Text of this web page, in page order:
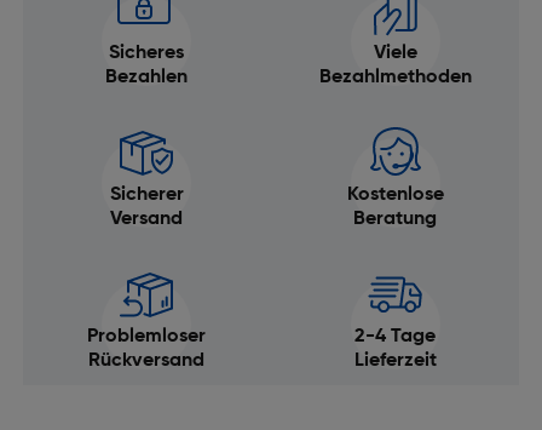
GPS: Ja
Merkmale
Umgebungslichtsensor: Ja
Musiksteuerung: Nein
Thermometer: Nein
Schlafanalyse: Ja
Wetteranzeige: Ja
Sicheres
Bezahlen
Viele
Bezahlmethoden
Sicherer
Versand
Kostenlose
Beratung
Problemloser
Rückversand
2-4 Tage
Lieferzeit